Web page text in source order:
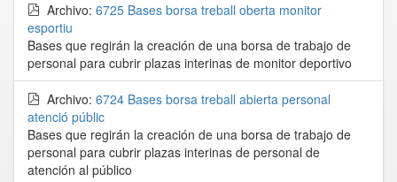
Archivo: 6725 Bases borsa treball oberta monitor
esportiu
Bases que regirán la creación de una borsa de trabajo de
personal para cubrir plazas interinas de monitor deportivo
Archivo: 6724 Bases borsa treball abierta personal
atenció públic
Bases que regirán la creación de una borsa de trabajo de
personal para cubrir plazas interinas de personal de
atención al público